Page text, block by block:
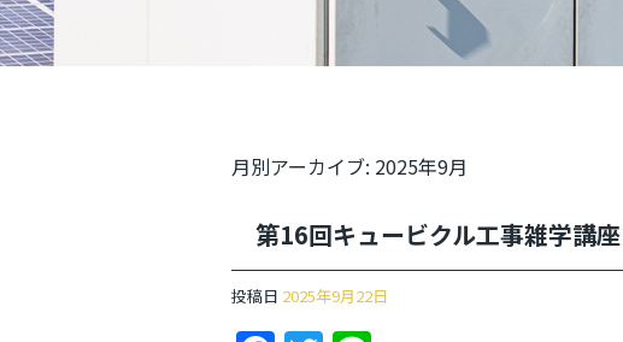
月別アーカイブ: 2025年9月
第16回キュービクル工事雑学講座
投稿日 2025年9月22日